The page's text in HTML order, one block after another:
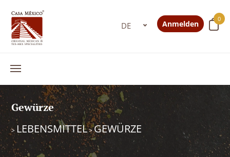
0
Anmelden
Gewürze
> LEBENSMITTEL>GEWÜRZE